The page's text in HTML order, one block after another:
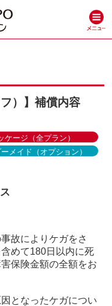
）】補償内容
ケージ（全プラン）
メイド（オプション）
故によりケガをさ
めて180日以内に死
保険金額の全額をお
となったケガについ